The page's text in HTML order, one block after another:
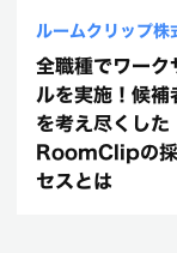
ルームクリップ株
全職種でワーク
ルを実施！候補
を考え尽くした
RoomClipの採
セスとは